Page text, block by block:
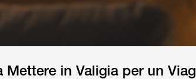
Mettere in Valigia per un